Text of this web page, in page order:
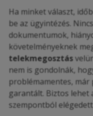
Ha minket választ,
be az ügyintézés.
dokumentumok,
követelményeknek
telekmegosztás
nem is gondolnák,
problémamentes, már
garantált. Biztos lehet
szempontból